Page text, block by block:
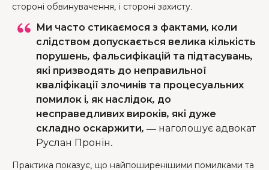
стороні обвинувачення, і стороні захисту.
Ми часто стикаємося з фактами, коли
слідством допускається велика кількість
порушень, фальсифікацій та підтасувань,
які призводять до неправильної
кваліфікації злочинів та процесуальних
помилок і, як наслідок, до
несправедливих вироків, які дуже
складно оскаржити, — наголошує адвокат
Руслан Пронін.
Практика показує, що найпоширенішими помилками та